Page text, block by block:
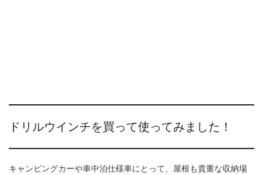
ドリルウインチを買って使ってみました！
キャンピングカーや車中泊仕様車にとって、屋根も貴重な収納場